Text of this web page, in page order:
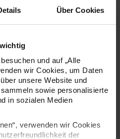
Über Cookies
und auf „Alle
wir Cookies, um Daten
unsere Website und
sowie personalisierte
in sozialen Medien
verwenden wir Cookies
der
eignen. Enthalten sind
Schlüsselringe, Füllwatte
Schritt für Schritt
weich gefüllte
und feinen Details.